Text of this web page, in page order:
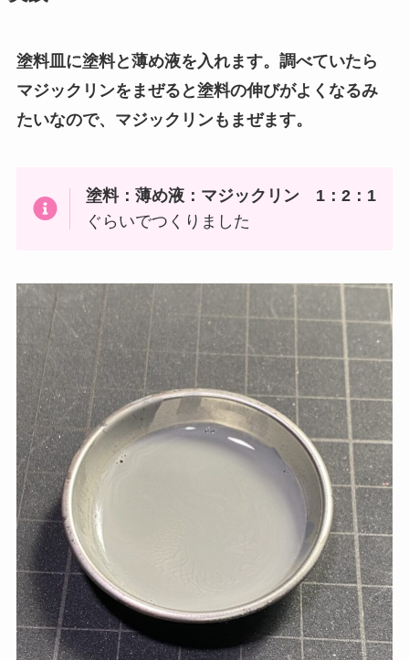
塗料皿に塗料と薄め液を入れます。調べていたら
マジックリンをまぜると塗料の伸びがよくなるみ
たいなので、マジックリンもまぜます。
塗料：薄め液：マジックリン 1：2：1
ぐらいでつくりました